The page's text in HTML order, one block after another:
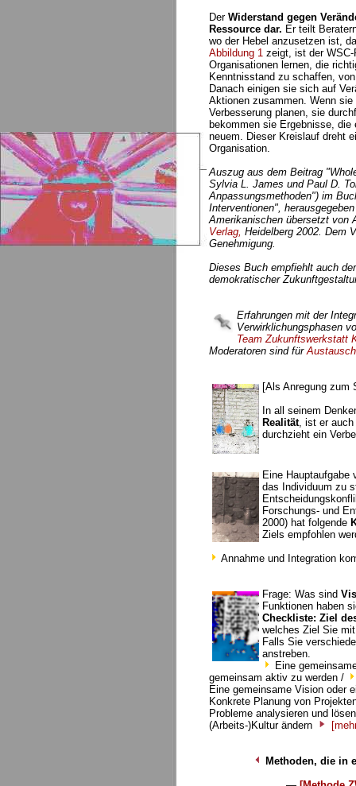
Der Widerstand gegen
Ressource dar. Er teilt
wo der Hebel anzusetzen ist,
Abbildung 1 zeigt, ist der
Organisationen lernen, die
Kenntnisstand zu schaffen,
Danach einigen sie sich auf
Aktionen zusammen. Wenn
Verbesserung planen, sie
bekommen sie Ergebnisse,
neuem. Dieser Kreislauf dreht
Organisation.
Auszug aus dem Beitrag
Sylvia L. James und Paul D.
Anpassungsmethoden") im
Interventionen",
Amerikanischen übersetzt von
Verlag, Heidelberg 2002. Dem
Genehmigung.
Dieses Buch empfiehlt auch
demokratischer
Erfahrungen mit der
Verwirklichungsphasen
Team Zukunftswerkstatt
Moderatoren sind für
[Als Anregung zum
In all seinem
Realität, ist er auch
durchzieht ein
Eine Hauptaufgabe
das Individuum zu
Forschungs- und
2000) hat folgende
Ziels empfohlen
Annahme und Integration
Frage: Was sind
Funktionen haben
Checkliste: Ziel
welches Ziel Sie
Falls Sie
anstreben.
Eine
gemeinsam aktiv zu werden /
Eine gemeinsame Vision oder
Konkrete Planung von
Probleme analysieren und
(Arbeits-)Kultur ändern
Methoden, die in